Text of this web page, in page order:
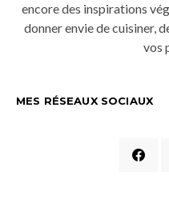
encore des inspirations
donner envie de cuisiner,
vos
MES RÉSEAUX SOCIAUX